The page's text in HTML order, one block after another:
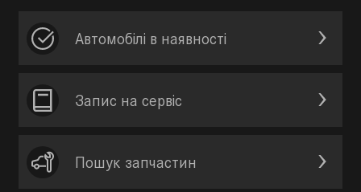
Автомобілі в наявності
Запис на сервic
Пошук запчастин